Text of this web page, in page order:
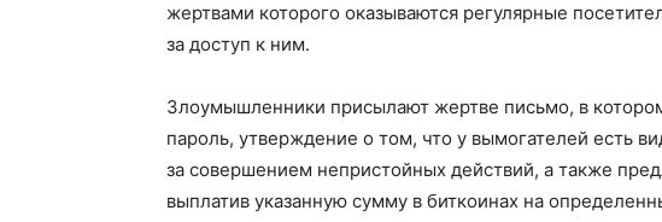
жертвами которого оказываются регулярные
за доступ к ним.
Злоумышленники присылают жертве письмо, в
пароль, утверждение о том, что у вымогателей есть
за совершением непристойных действий, а также
выплатив указанную сумму в биткоинах на